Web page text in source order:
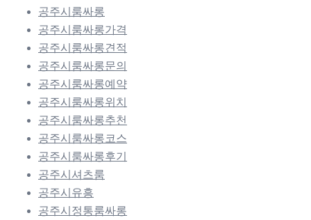
공주시룸싸롱
공주시룸싸롱가격
공주시룸싸롱견적
공주시룸싸롱문의
공주시룸싸롱예약
공주시룸싸롱위치
공주시룸싸롱추천
공주시룸싸롱코스
공주시룸싸롱후기
공주시셔츠룸
공주시유흥
공주시정통룸싸롱